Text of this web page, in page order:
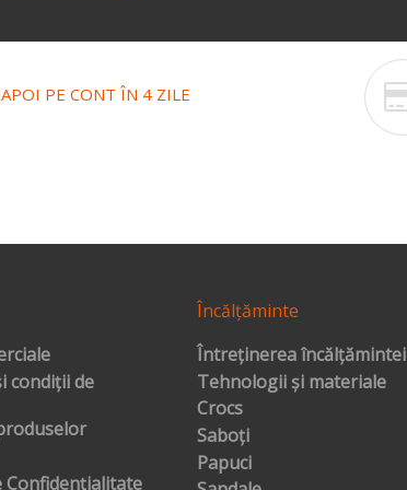
PE CONT ÎN 4 ZILE
condiții de
Confidențialitate
Încălțăminte
Întreținerea încălțămintei
Tehnologii și materiale
Crocs
Saboți
Papuci